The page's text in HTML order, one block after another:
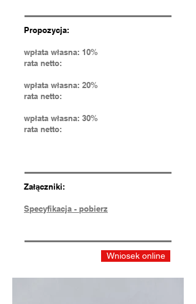
Propozycja:
wpłata własna: 10%
rata netto:
wpłata własna: 20%
rata netto:
wpłata własna: 30%
rata netto:
Załączniki:
Specyfikacja - pobierz
Wniosek online